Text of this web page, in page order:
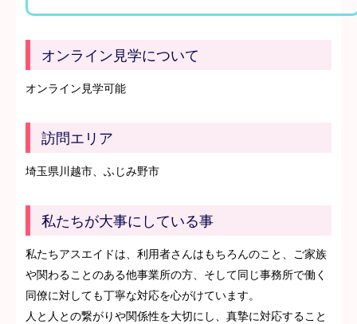
オンライン見学について
オンライン見学可能
訪問エリア
埼玉県川越市、ふじみ野市
私たちが大事にしている事
私たちアスエイドは、利用者さんはもちろんのこと、ご家族
や関わることのある他事業所の方、そして同じ事務所で働く
同僚に対しても丁寧な対応を心がけています。
人と人との繋がりや関係性を大切にし、真摯に対応すること